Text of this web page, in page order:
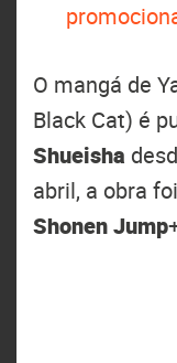
O mangá de
Black Cat) é
Shueisha
abril, a obra
Shonen Jump